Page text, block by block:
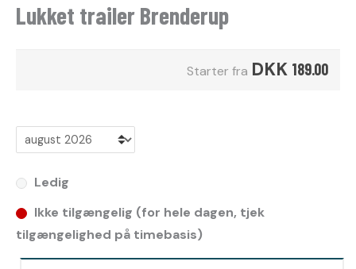
Lukket trailer Brenderup
Starter fra DKK 189.00
Ledig
Ikke tilgængelig (for hele dagen, tjek
tilgængelighed på timebasis)